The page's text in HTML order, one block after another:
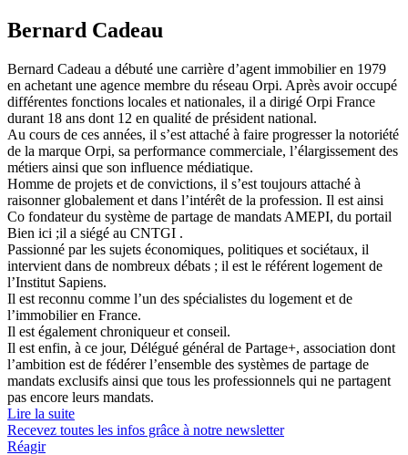
Bernard Cadeau
Bernard Cadeau a débuté une carrière d’agent immobilier en 1979
en achetant une agence membre du réseau Orpi. Après avoir occupé
différentes fonctions locales et nationales, il a dirigé Orpi France
durant 18 ans dont 12 en qualité de président national.
Au cours de ces années, il s’est attaché à faire progresser la notoriété
de la marque Orpi, sa performance commerciale, l’élargissement des
métiers ainsi que son influence médiatique.
Homme de projets et de convictions, il s’est toujours attaché à
raisonner globalement et dans l’intérêt de la profession. Il est ainsi
Co fondateur du système de partage de mandats AMEPI, du portail
Bien ici ;il a siégé au CNTGI .
Passionné par les sujets économiques, politiques et sociétaux, il
intervient dans de nombreux débats ; il est le référent logement de
l’Institut Sapiens.
Il est reconnu comme l’un des spécialistes du logement et de
l’immobilier en France.
Il est également chroniqueur et conseil.
Il est enfin, à ce jour, Délégué général de Partage+, association dont
l’ambition est de fédérer l’ensemble des systèmes de partage de
mandats exclusifs ainsi que tous les professionnels qui ne partagent
pas encore leurs mandats.
Lire la suite
Recevez toutes les infos grâce à notre newsletter
Réagir